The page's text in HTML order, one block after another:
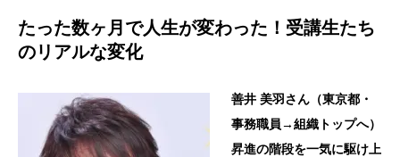
たった数ヶ月で人生が変わった！受講生たち
のリアルな変化
善井 美羽さん（東京都・
事務職員→組織トップへ）
昇進の階段を一気に駆け上